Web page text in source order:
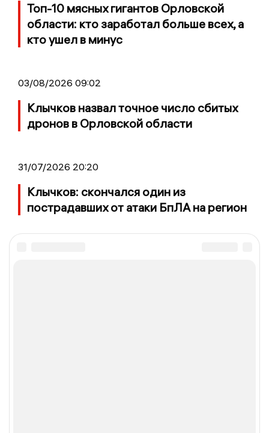
Топ-10 мясных гигантов Орловской
области: кто заработал больше всех, а
кто ушел в минус
03/08/2026 09:02
Клычков назвал точное число сбитых
дронов в Орловской области
31/07/2026 20:20
Клычков: скончался один из
пострадавших от атаки БпЛА на регион